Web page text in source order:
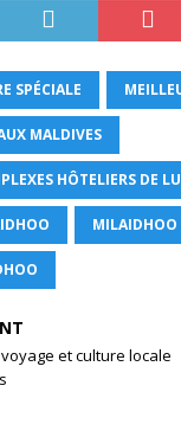
SPÉCIALE
MALDIVES
HÔTELIERS DE
MILAIDHOO
et culture locale